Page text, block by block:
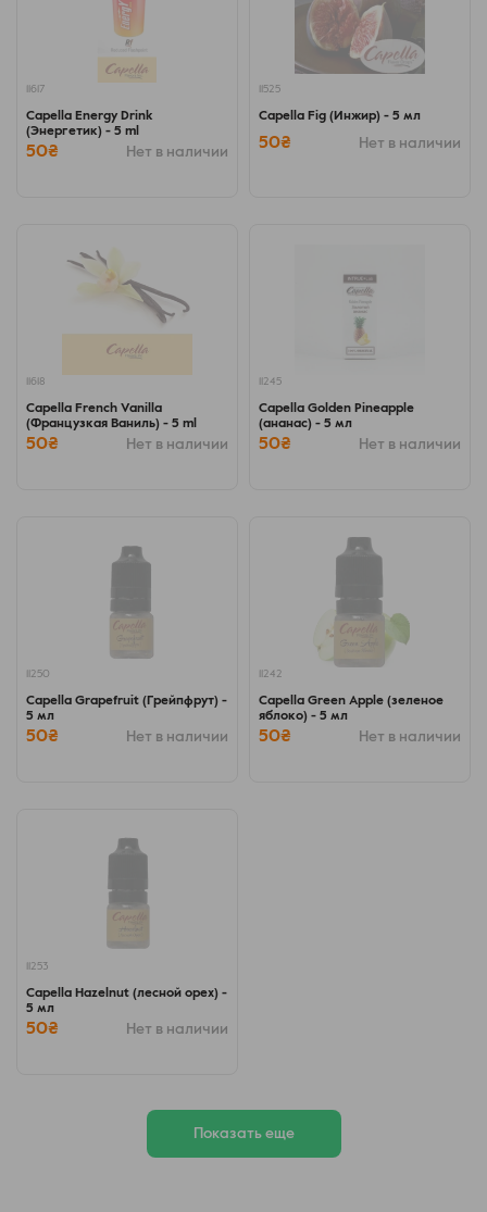
11617
Capella Energy Drink
(Энергетик) - 5 ml
50₴ Нет в наличии
11525
Capella Fig (Инжир) - 5 мл
50₴ Нет в наличии
11618
Capella French Vanilla
(Французкая Ваниль) - 5 ml
50₴ Нет в наличии
11245
Capella Golden Pineapple
(ананас) - 5 мл
50₴ Нет в наличии
11250
Capella Grapefruit (Грейпфрут) -
5 мл
50₴ Нет в наличии
11242
Capella Green Apple (зеленое
яблоко) - 5 мл
50₴ Нет в наличии
11253
Capella Hazelnut (лесной орех) -
5 мл
50₴ Нет в наличии
Показать еще